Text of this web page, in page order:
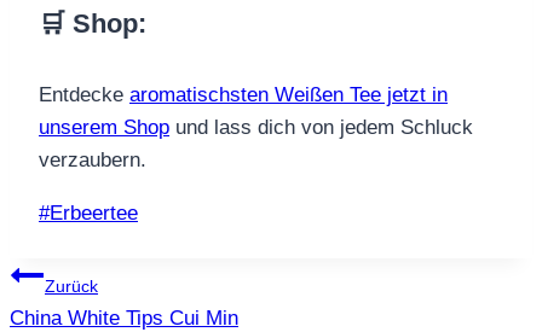
🛒 Shop:
Entdecke aromatischsten Weißen Tee jetzt in
unserem Shop und lass dich von jedem Schluck
verzaubern.
Schlagworte:
#Erbeertee
Beitragsnavigation
Zurück
China White Tips Cui Min